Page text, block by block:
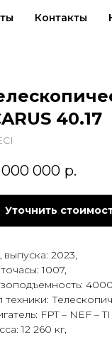
Контакты
40.17
000 000 р.
Уточнить
выпуска: 2023,
1007,
техники:
FPT – NEF –
12 260 кг,